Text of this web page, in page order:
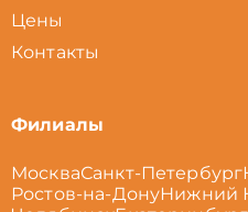
Цены
Контакты
Филиалы
МоскваСанкт-Петербург
Ростов-на-ДонуНижний